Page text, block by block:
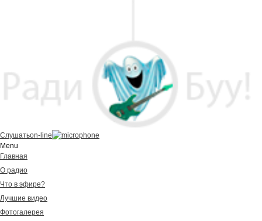
Слушатьon-line
Menu
Главная
О радио
Что в эфире?
Лучшие видео
Фотогалерея